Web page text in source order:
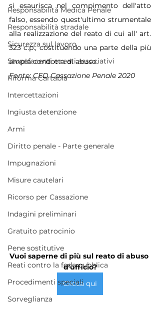
Responsabilità Medica Penale
Responsabilità stradale
Sicurezza sul lavoro
Stupefacenti e reati associativi
Riforma Cartabia
Intercettazioni
Ingiusta detenzione
Armi
Diritto penale - Parte generale
Impugnazioni
Misure cautelari
Ricorso per Cassazione
Indagini preliminari
Gratuito patrocinio
Pene sostitutive
Reati contro la fede pubblica
Procedimenti speciali
Sorveglianza
si esaurisca nel compimento dell'atto
falso, essendo quest'ultimo strumentale
alla realizzazione del reato di cui all' art.
323 c.p., costituendo una parte della più
ampia condotta di abuso.
Fonte: CED Cassazione Penale 2020
Vuoi saperne di più sul reato di abuso
d'ufficio?
Clicca qui